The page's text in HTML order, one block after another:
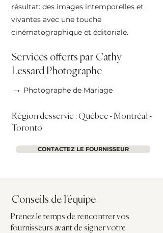
résultat: des images intemporelles et
vivantes avec une touche
cinématographique et éditoriale.
Services offerts par Cathy
Lessard Photographe
→ Photographe de Mariage
Région desservie : Québec - Montréal -
Toronto
CONTACTEZ LE FOURNISSEUR
Conseils de l'équipe
Prenez le temps de rencontrer vos
fournisseurs avant de signer votre